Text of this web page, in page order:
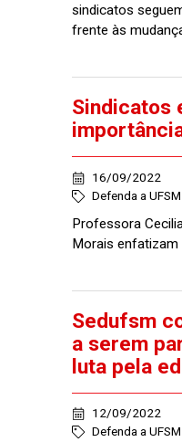
sindicatos
frente às
Sindicatos
16/09/2022
Defenda a UFSM
Professora
Morais enfatizam
Sedufsm
a serem
luta pela
12/09/2022
Defenda a UFSM